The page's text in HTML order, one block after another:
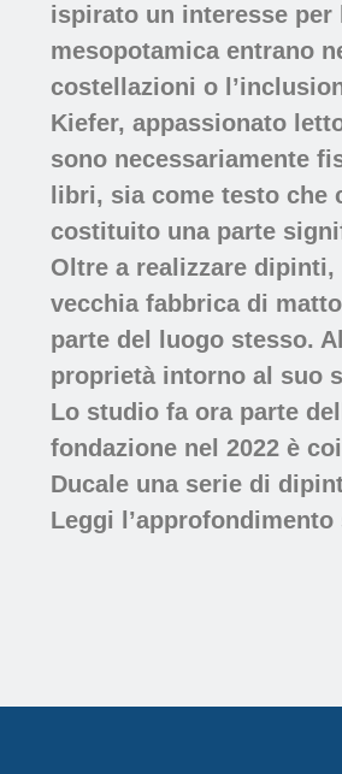
ispirato un interesse
mesopotamica entrano
costellazioni o
Kiefer, appassionato
sono necessariamente
libri, sia come testo che
costituito una parte
Oltre a realizzare
vecchia fabbrica di
parte del luogo stesso.
proprietà intorno al suo
Lo studio fa ora parte
fondazione nel 2022 è
Ducale una serie di
Leggi l’approfondimento